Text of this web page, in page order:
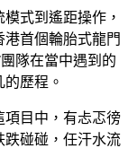
式到遙距操作，
首個輪胎式龍門
隊在當中遇到的
歷程。
項目中，有忐忑徬
跌碰碰，任汗水流